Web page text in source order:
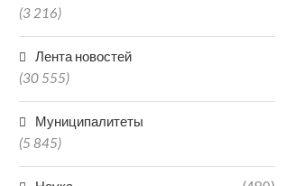
(3 216)
Лента новостей
(30 555)
Муниципалитеты
(5 845)